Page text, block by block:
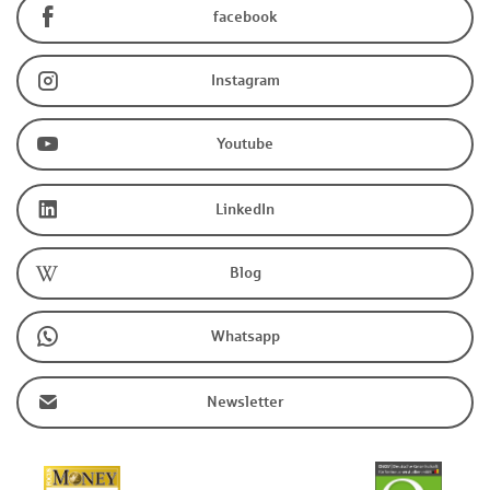
facebook
Instagram
Youtube
LinkedIn
Blog
Whatsapp
Newsletter